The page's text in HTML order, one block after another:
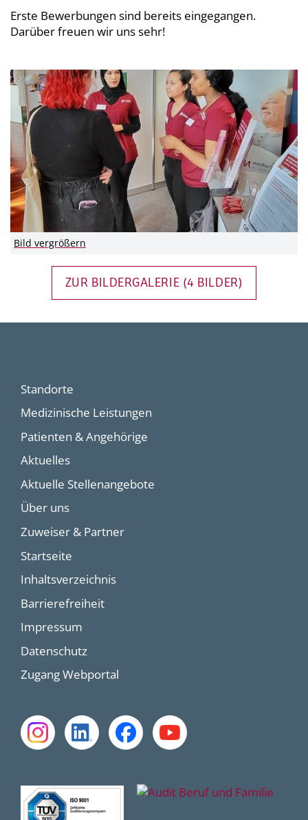
Erste Bewerbungen sind bereits eingegangen.
Darüber freuen wir uns sehr!
Bild vergrößern
ZUR BILDERGALERIE (4 BILDER)
Standorte
Medizinische Leistungen
Patienten & Angehörige
Aktuelles
Aktuelle Stellenangebote
Über uns
Zuweiser & Partner
Startseite
Inhaltsverzeichnis
Barrierefreiheit
Impressum
Datenschutz
Zugang Webportal